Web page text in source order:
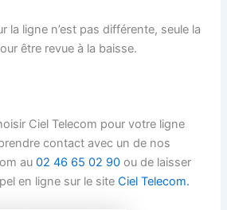
la ligne n’est pas différente, seule la
être revue à la baisse.
Ciel Telecom pour votre ligne
contact avec un de nos
au 02 46 65 02 90 ou de laisser
en ligne sur le siteCiel Telecom.